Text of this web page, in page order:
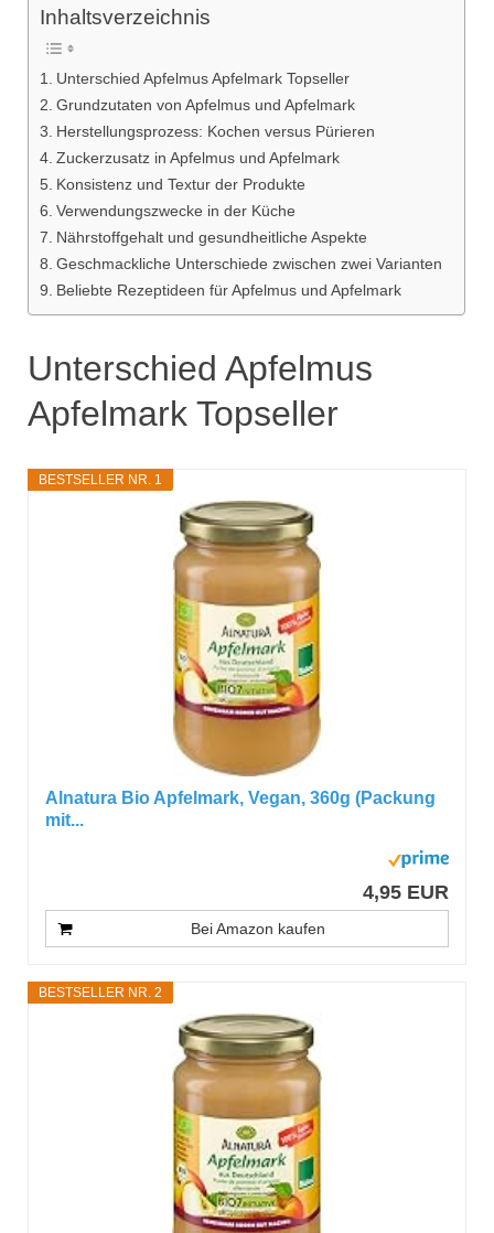
Inhaltsverzeichnis
Unterschied Apfelmus Apfelmark Topseller
Grundzutaten von Apfelmus und Apfelmark
Herstellungsprozess: Kochen versus Pürieren
Zuckerzusatz in Apfelmus und Apfelmark
Konsistenz und Textur der Produkte
Verwendungszwecke in der Küche
Nährstoffgehalt und gesundheitliche Aspekte
Geschmackliche Unterschiede zwischen zwei Varianten
Beliebte Rezeptideen für Apfelmus und Apfelmark
Unterschied Apfelmus
Apfelmark Topseller
BESTSELLER NR. 1
Alnatura Bio Apfelmark, Vegan, 360g (Packung
mit...
4,95 EUR
Bei Amazon kaufen
BESTSELLER NR. 2